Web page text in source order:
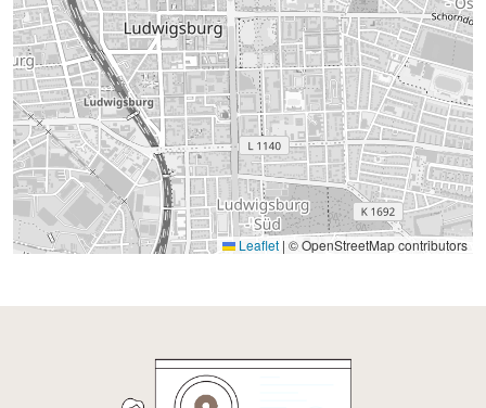
Leaflet | © OpenStreetMap contributors